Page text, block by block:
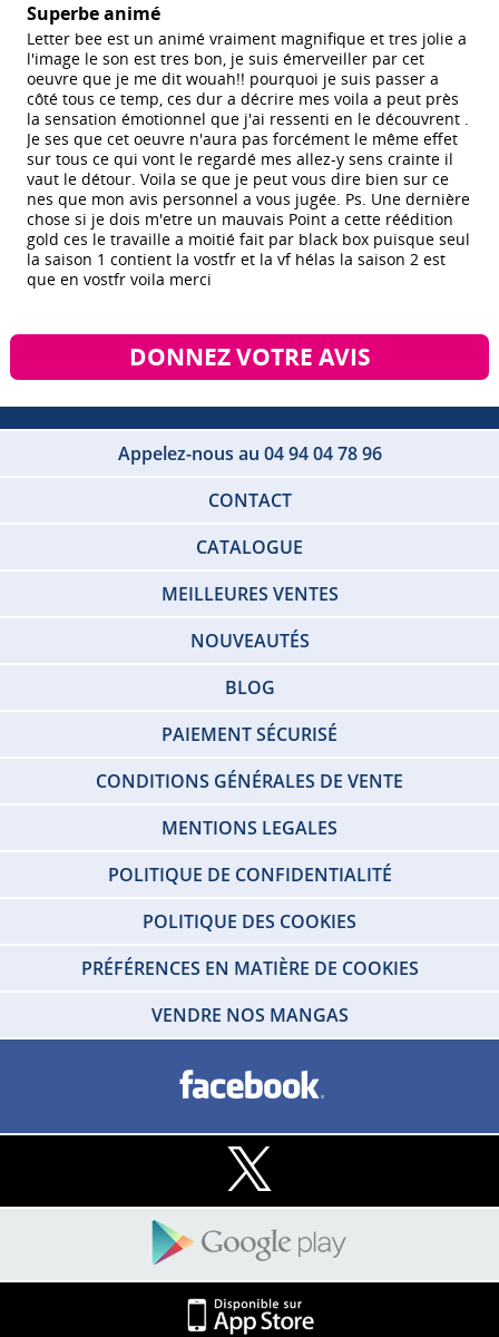
Superbe animé
Letter bee est un animé vraiment magnifique et tres jolie a
l'image le son est tres bon, je suis émerveiller par cet
oeuvre que je me dit wouah!! pourquoi je suis passer a
côté tous ce temp, ces dur a décrire mes voila a peut près
la sensation émotionnel que j'ai ressenti en le découvrent .
Je ses que cet oeuvre n'aura pas forcément le même effet
sur tous ce qui vont le regardé mes allez-y sens crainte il
vaut le détour. Voila se que je peut vous dire bien sur ce
nes que mon avis personnel a vous jugée. Ps. Une dernière
chose si je dois m'etre un mauvais Point a cette réédition
gold ces le travaille a moitié fait par black box puisque seul
la saison 1 contient la vostfr et la vf hélas la saison 2 est
que en vostfr voila merci
DONNEZ VOTRE AVIS
Appelez-nous au 04 94 04 78 96
CONTACT
CATALOGUE
MEILLEURES VENTES
NOUVEAUTÉS
BLOG
PAIEMENT SÉCURISÉ
CONDITIONS GÉNÉRALES DE VENTE
MENTIONS LEGALES
POLITIQUE DE CONFIDENTIALITÉ
POLITIQUE DES COOKIES
PRÉFÉRENCES EN MATIÈRE DE COOKIES
VENDRE NOS MANGAS